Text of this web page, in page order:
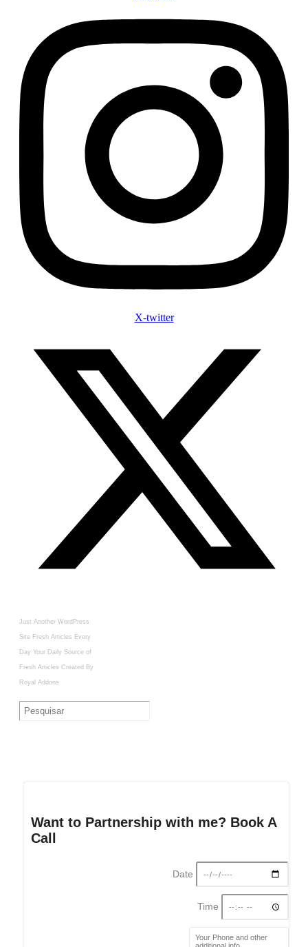
X-twitter
Just Another WordPress
Site Fresh Articles Every
Day Your Daily Source of
Fresh Articles Created By
Royal Addons
Want to Partnership with me? Book A
Call
Date
Time